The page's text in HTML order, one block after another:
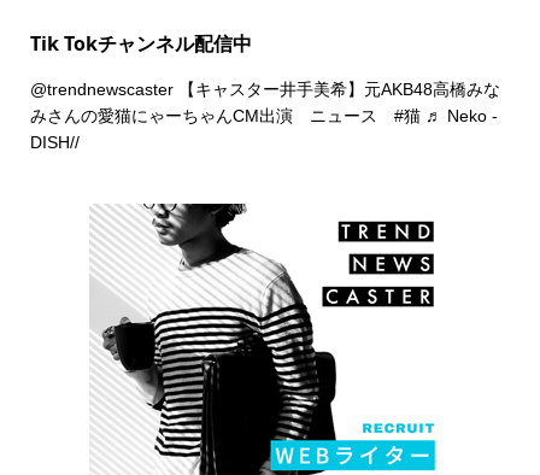
Tik Tokチャンネル配信中
@trendnewscaster【キャスター井手美希】元AKB48高橋みな
みさんの愛猫にゃーちゃんCM出演 ニュース #猫 ♬ Neko -
DISH//